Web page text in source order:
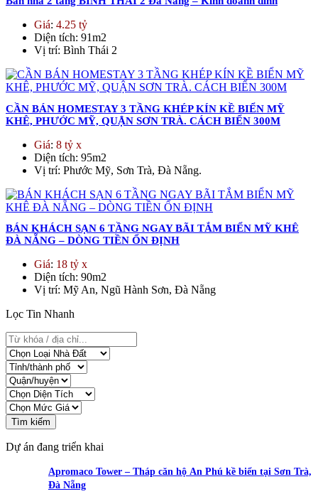
Giá: 4.25 tỷ
Diện tích: 91m2
Vị trí: Bình Thái 2
CẦN BÁN HOMESTAY 3 TẦNG KHÉP KÍN KỀ BIỂN MỸ
KHÊ, PHƯỚC MỸ, QUẬN SƠN TRÀ. CÁCH BIỂN 300M
Giá: 8 tỷ x
Diện tích: 95m2
Vị trí: Phước Mỹ, Sơn Trà, Đà Nẵng.
BÁN KHÁCH SẠN 6 TẦNG NGAY BÃI TẮM BIỂN MỸ KHÊ
ĐÀ NẴNG – DÒNG TIỀN ỔN ĐỊNH
Giá: 18 tỷ x
Diện tích: 90m2
Vị trí: Mỹ An, Ngũ Hành Sơn, Đà Nẵng
Lọc Tin Nhanh
Tìm kiếm
Dự án đang triển khai
Apromaco Tower – Tháp căn hộ An Phú kề biển tại Sơn Trà,
Đà Nẵng